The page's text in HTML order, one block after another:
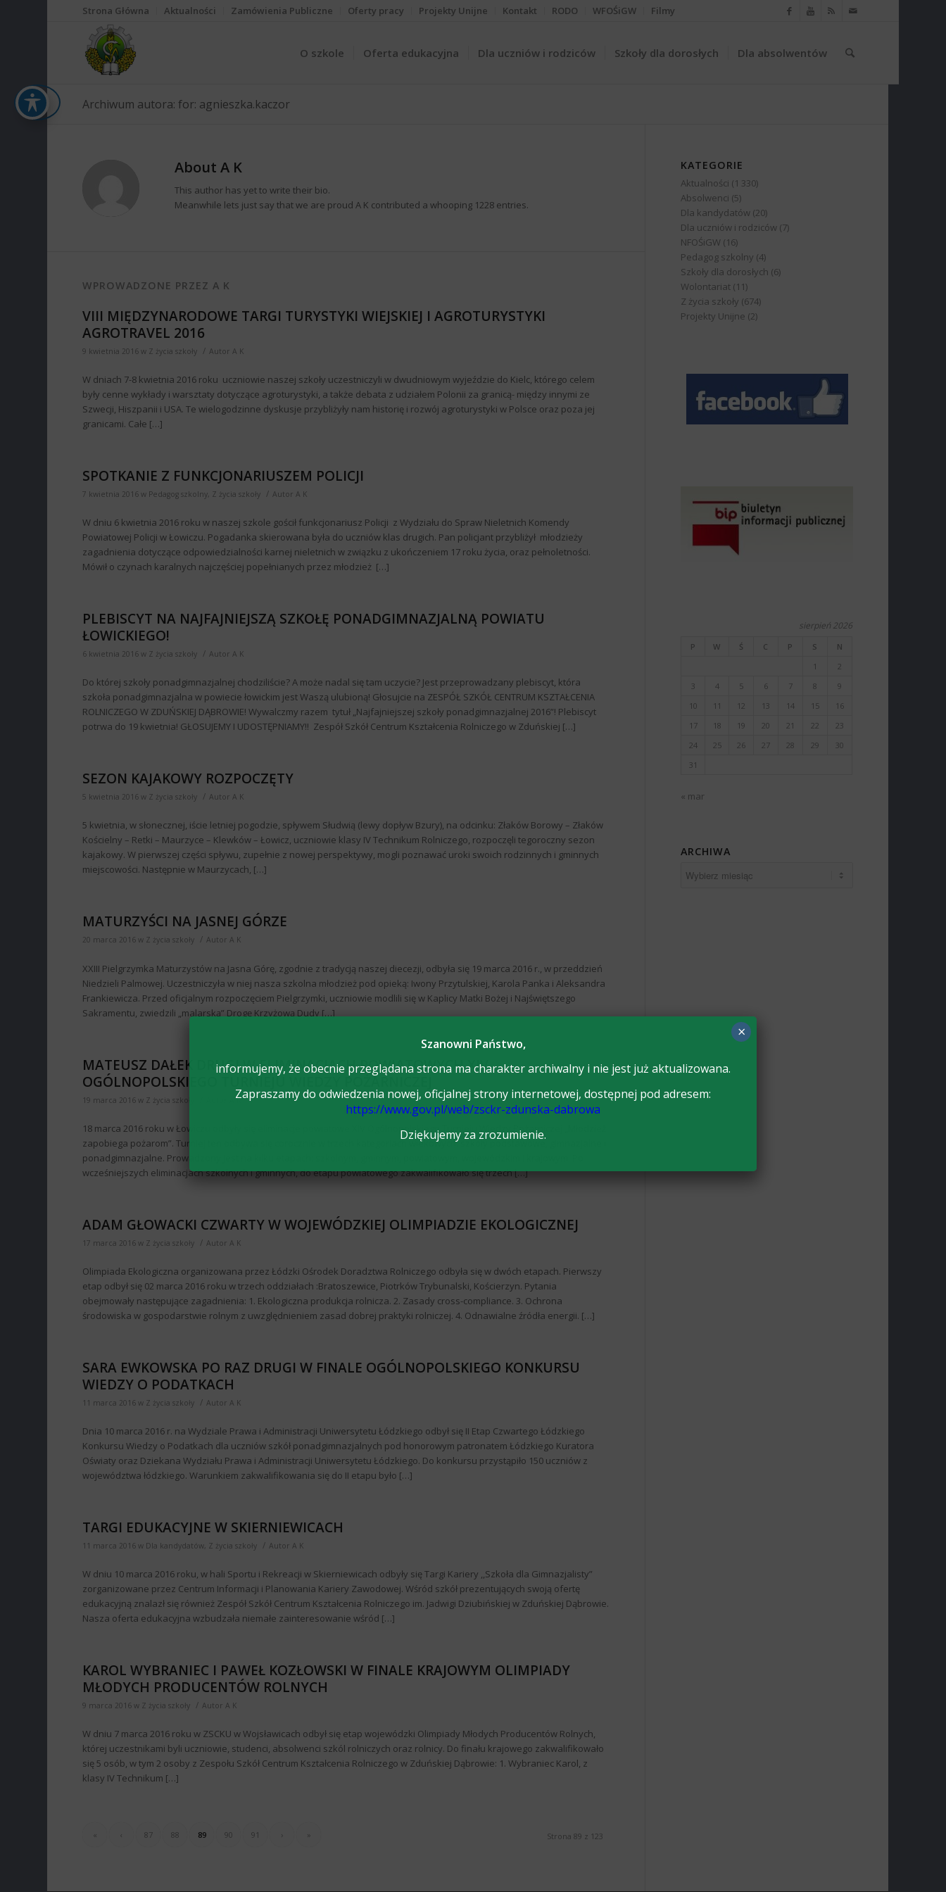
Strona Główna Aktualności Zamówienia Publiczne Oferty pracy Projekty Unijne Kontakt RODO WFOŚiGW Filmy
O szkole Oferta edukacyjna Dla uczniów i rodziców Szkoły dla dorosłych Dla absolwentów
Archiwum autora: for: agnieszka.kaczor
AboutA K
This author has yet to write their bio.
Meanwhile lets just say that we are proudA K contributed a whooping 1228 entries.
WPROWADZONE PRZEZ A K
VIII MIĘDZYNARODOWE TARGI TURYSTYKI WIEJSKIEJ I AGROTURYSTYKI
AGROTRAVEL 2016
9 kwietnia 2016 w Z życia szkoły / AutorA K
W dniach 7-8 kwietnia 2016 roku uczniowie naszej szkoły uczestniczyli w dwudniowym wyjeździe do Kielc, którego celem
były cenne wykłady i warsztaty dotyczące agroturystyki, a także debata z udziałem Polonii za granicą- między innymi ze
Szwecji, Hiszpanii i USA. Te wielogodzinne dyskusje przybliżyły nam historię i rozwój agroturystyki w Polsce oraz poza jej
granicami. Całe […]
SPOTKANIE Z FUNKCJONARIUSZEM POLICJI
7 kwietnia 2016 w Pedagog szkolny, Z życia szkoły / AutorA K
W dniu 6 kwietnia 2016 roku w naszej szkole gościł funkcjonariusz Policji z Wydziału do Spraw Nieletnich Komendy
Powiatowej Policji w Łowiczu. Pogadanka skierowana była do uczniów klas drugich. Pan policjant przybliżył młodzieży
zagadnienia dotyczące odpowiedzialności karnej nieletnich w związku z ukończeniem 17 roku życia, oraz pełnoletności.
Mówił o czynach karalnych najczęściej popełnianych przez młodzież […]
PLEBISCYT NA NAJFAJNIEJSZĄ SZKOŁĘ PONADGIMNAZJALNĄ POWIATU
ŁOWICKIEGO!
6 kwietnia 2016 w Z życia szkoły / AutorA K
Do której szkoły ponadgimnazjalnej chodziliście? A może nadal się tam uczycie? Jest przeprowadzany plebiscyt, która
szkoła ponadgimnazjalna w powiecie łowickim jest Waszą ulubioną! Głosujcie na ZESPÓŁ SZKÓŁ CENTRUM KSZTAŁCENIA
ROLNICZEGO W ZDUŃSKIEJ DĄBROWIE! Wywalczmy razem tytuł „Najfajniejszej szkoły ponadgimnazjalnej 2016”! Plebiscyt
potrwa do 19 kwietnia! GŁOSUJEMY I UDOSTĘPNIAMY!! Zespół Szkół Centrum Kształcenia Rolniczego w Zduńskiej […]
SEZON KAJAKOWY ROZPOCZĘTY
5 kwietnia 2016 w Z życia szkoły / AutorA K
5 kwietnia, w słonecznej, iście letniej pogodzie, spływem Słudwią (lewy dopływ Bzury), na odcinku: Złaków Borowy – Złaków
Kościelny – Retki – Maurzyce – Klewków – Łowicz, uczniowie klasy IV Technikum Rolniczego, rozpoczęli tegoroczny sezon
kajakowy. W pierwszej części spływu, zupełnie z nowej perspektywy, mogli poznawać uroki swoich rodzinnych i gminnych
miejscowości. Następnie w Maurzycach, […]
MATURZYŚCI NA JASNEJ GÓRZE
20 marca 2016 w Z życia szkoły / AutorA K
XXIII Pielgrzymka Maturzystów na Jasna Górę, zgodnie z tradycją naszej diecezji, odbyła się 19 marca 2016 r., w przeddzień
Niedzieli Palmowej. Uczestniczyła w niej nasza szkolna młodzież pod opieką: Iwony Przytulskiej, Karola Panka i Aleksandra
Frankiewicza. Przed oficjalnym rozpoczęciem Pielgrzymki, uczniowie modlili się w Kaplicy Matki Bożej i Najświętszego
Sakramentu, zwiedzili „malarską” Drogę Krzyżową Dudy […]
MATEUSZ DAŁEK DRUGI W ELIMINACJACH POWIATOWYCH XIV
OGÓLNOPOLSKIEGO TURNIEJU WIEDZY POŻARNICZEJ
19 marca 2016 w Z życia szkoły A K
18 marca 2016 roku w Łowiczu odbyły się eliminacje powiatowe XIV Ogólnopolskiego Turnieju Wiedzy Pożarniczej „Młodzież
zapobiega pożarom”. Turniej ten odbywa się corocznie w trzech kategoriach wiekowych: szkoły podstawowe, gimnazjalne i
ponadgimnazjalne. Prowadzony jest na kilku etapach: szkolnym, gminnym, powiatowym, wojewódzkim i krajowym. Po
wcześniejszych eliminacjach szkolnych i gminnych, do etapu powiatowego zakwalifikowało się trzech […]
ADAM GŁOWACKI CZWARTY W WOJEWÓDZKIEJ OLIMPIADZIE EKOLOGICZNEJ
17 marca 2016 w Z życia szkoły / Autor A K
Olimpiada Ekologiczna organizowana przez Łódzki Ośrodek Doradztwa Rolniczego odbyła się w dwóch etapach. Pierwszy
etap odbył się 02 marca 2016 roku w trzech oddziałach :Bratoszewice, Piotrków Trybunalski, Kościerzyn. Pytania
obejmowały następujące zagadnienia: 1. Ekologiczna produkcja rolnicza. 2. Zasady cross-compliance. 3. Ochrona
środowiska w gospodarstwie rolnym z uwzględnieniem zasad dobrej praktyki rolniczej. 4. Odnawialne źródła energii. […]
SARA EWKOWSKA PO RAZ DRUGI W FINALE OGÓLNOPOLSKIEGO KONKURSU
WIEDZY O PODATKACH
11 marca 2016 w Z życia szkoły / Autor A K
Dnia 10 marca 2016 r. na Wydziale Prawa i Administracji Uniwersytetu Łódzkiego odbył się II Etap Czwartego Łódzkiego
Konkursu Wiedzy o Podatkach dla uczniów szkół ponadgimnazjalnych pod honorowym patronatem Łódzkiego Kuratora
Oświaty oraz Dziekana Wydziału Prawa i Administracji Uniwersytetu Łódzkiego. Do konkursu przystąpiło 150 uczniów z
województwa łódzkiego. Warunkiem zakwalifikowania się do II etapu było […]
TARGI EDUKACYJNE W SKIERNIEWICACH
11 marca 2016 w Dla kandydatów, Z życia szkoły / AutorA K
W dniu 10 marca 2016 roku, w hali Sportu i Rekreacji w Skierniewicach odbyły się Targi Kariery ,,Szkoła dla Gimnazjalisty”
zorganizowane przez Centrum Informacji i Planowania Kariery Zawodowej. Wśród szkół prezentujących swoją ofertę
edukacyjną znalazł się również Zespół Szkół Centrum Kształcenia Rolniczego im. Jadwigi Dziubińskiej w Zduńskiej Dąbrowie.
Nasza oferta edukacyjna wzbudzała niemałe zainteresowanie wśród […]
KAROL WYBRANIEC I PAWEŁ KOZŁOWSKI W FINALE KRAJOWYM OLIMPIADY
MŁODYCH PRODUCENTÓW ROLNYCH
9 marca 2016 w Z życia szkoły / AutorA K
W dniu 7 marca 2016 roku w ZSCKU w Wojsławicach odbył się etap wojewódzki Olimpiady Młodych Producentów Rolnych,
której uczestnikami byli uczniowie, studenci, absolwenci szkól rolniczych oraz rolnicy. Do finału krajowego zakwalifikowało
się 5 osób, w tym 2 osoby z Zespołu Szkół Centrum Kształcenia Rolniczego w Zduńskiej Dąbrowie: 1. Wybraniec Karol, z
klasy IV Technikum […]
Strona 89 z 123
« ‹ 87 88 89 90 91 › »
KATEGORIE
Aktualności (1 330)
Absolwenci (5)
Dla kandydatów (20)
Dla uczniów i rodziców (7)
NFOŚiGW (16)
Pedagog szkolny (4)
Szkoły dla dorosłych (6)
Wolontariat (11)
Z życia szkoły (674)
Projekty Unijne (2)
sierpień 2026
P W Ś C P S
N
1
2
3
4 5 6 7 8
9
10
11 12 13 14 15
16
17
18 19 20 21 22
23
24
25 26 27 28 29
30
31
« mar
ARCHIWA
Szanowni Państwo,
informujemy, że obecnie przeglądana strona ma charakter archiwalny i nie jest już aktualizowana.
Zapraszamy do odwiedzenia nowej, oficjalnej strony internetowej, dostępnej pod adresem:
https://www.gov.pl/web/zsckr-zdunska-dabrowa
Dziękujemy za zrozumienie.
×